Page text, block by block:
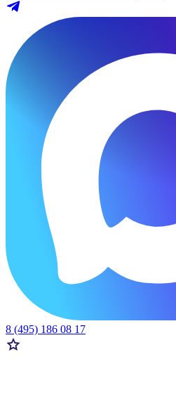
8 (495) 186 08 17